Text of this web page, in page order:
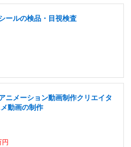
ールの検品・目視検査
ニメーション動画制作クリエイタ
動画の制作
円